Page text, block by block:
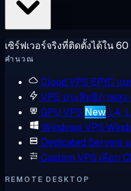
เซิร์ฟเวอร์จริงที่ติดตั้งได้ใน
คำนวณ
Cloud VPS EPYC แ
VPS ประสิทธิภาพสูง
GPU VPS New L4,
Windows VPS
Dedicated Servers
Custom VPS เลือก
REMOTE DESKTOP